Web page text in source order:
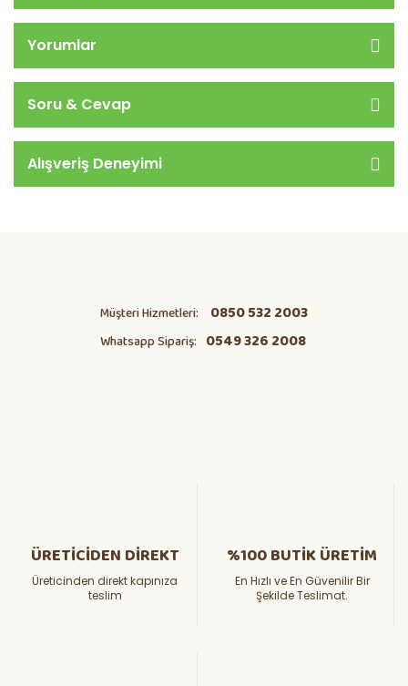
Yorumlar
Soru & Cevap
Alışveriş Deneyimi
Müşteri Hizmetleri: 0850 532 2003
Whatsapp Sipariş: 0549 326 2008
ÜRETİCİDEN DİREKT
Üreticinden direkt kapınıza
teslim
%100 BUTİK ÜRETİM
En Hızlı ve En Güvenilir Bir
Şekilde Teslimat.